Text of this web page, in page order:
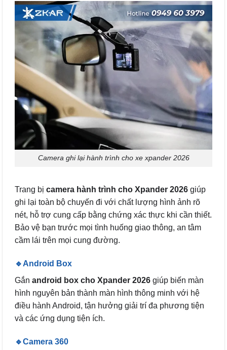
Camera ghi lại hành trình cho xe xpander 2026
Trang bị camera hành trình cho Xpander 2026 giúp
ghi lại toàn bộ chuyến đi với chất lượng hình ảnh rõ
nét, hỗ trợ cung cấp bằng chứng xác thực khi cần thiết.
Bảo vệ bạn trước mọi tình huống giao thông, an tâm
cầm lái trên mọi cung đường.
🔹Android Box
Gắn android box cho Xpander 2026 giúp biến màn
hình nguyên bản thành màn hình thông minh với hệ
điều hành Android, tận hưởng giải trí đa phương tiện
và các ứng dụng tiện ích.
🔹Camera 360